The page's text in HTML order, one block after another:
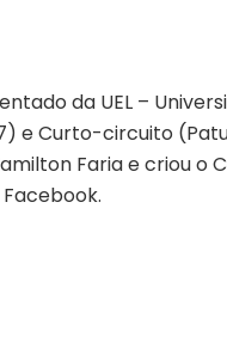
da UEL –
e Curto-circuito
Faria e criou o